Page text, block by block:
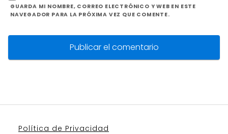
GUARDA MI NOMBRE, CORREO ELECTRÓNICO Y WEB EN ESTE
NAVEGADOR PARA LA PRÓXIMA VEZ QUE COMENTE.
Política de Privacidad